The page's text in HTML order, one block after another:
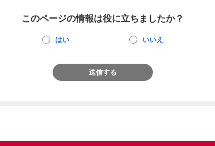
このページの情報は役に立ちましたか？
はい いいえ
送信する